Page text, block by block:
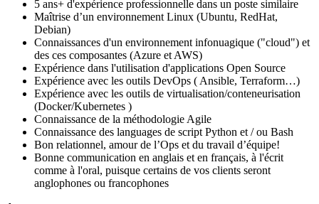
5 ans+ d'expérience professionnelle dans un poste similaire
Maîtrise d’un environnement Linux (Ubuntu, RedHat,
Debian)
Connaissances d'un environnement infonuagique ("cloud") et
des ces composantes (Azure et AWS)
Expérience dans l'utilisation d'applications Open Source
Expérience avec les outils DevOps ( Ansible, Terraform…)
Expérience avec les outils de virtualisation/conteneurisation
(Docker/Kubernetes )
Connaissance de la méthodologie Agile
Connaissance des languages de script Python et / ou Bash
Bon relationnel, amour de l’Ops et du travail d’équipe!
Bonne communication en anglais et en français, à l'écrit
comme à l'oral, puisque certains de vos clients seront
anglophones ou francophones